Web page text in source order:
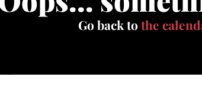
Go back to the